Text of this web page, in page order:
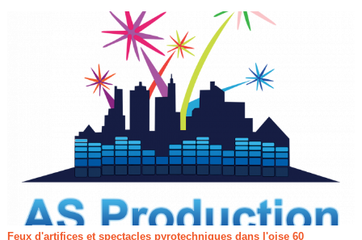
Feux d'artifices et spectacles pyrotechniques dans l'oise 60